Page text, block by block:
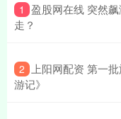
1 盈股网在线 突然
走？
2
上阳网配资 第一
游记》